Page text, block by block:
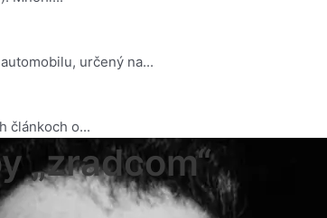
určený na...
článkoch o...
„zradcom“